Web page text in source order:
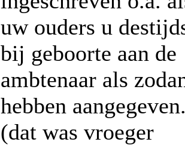
uw ouders u
bij geboorte aan de
ambtenaar als
hebben
(dat was vroeger